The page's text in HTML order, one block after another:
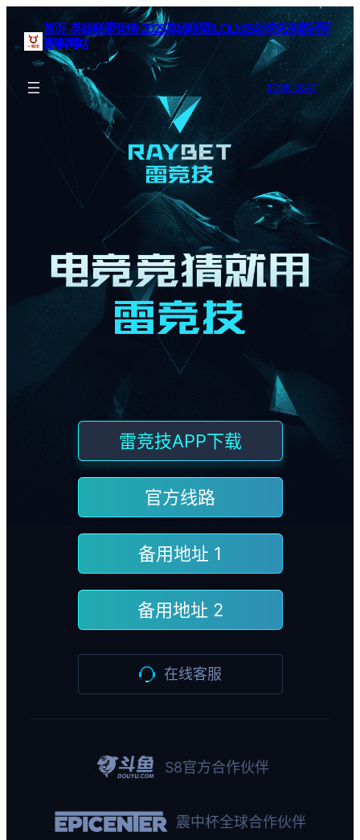
首页–英雄联盟竞猜-2025英雄联盟(LOL)s15全球总决赛冠军
赛事网站
BOOK SEAT